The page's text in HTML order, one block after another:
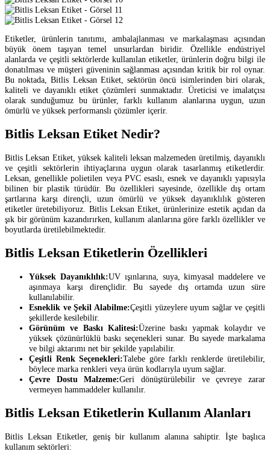
Etiketler, ürünlerin tanıtımı, ambalajlanması ve markalaşması açısından
büyük önem taşıyan temel unsurlardan biridir. Özellikle endüstriyel
alanlarda ve çeşitli sektörlerde kullanılan etiketler, ürünlerin doğru bilgi ile
donatılması ve müşteri güveninin sağlanması açısından kritik bir rol oynar.
Bu noktada, Bitlis Leksan Etiket, sektörün öncü isimlerinden biri olarak,
kaliteli ve dayanıklı etiket çözümleri sunmaktadır. Üreticisi ve imalatçısı
olarak sunduğumuz bu ürünler, farklı kullanım alanlarına uygun, uzun
ömürlü ve yüksek performanslı çözümler içerir.
Bitlis Leksan Etiket Nedir?
Bitlis Leksan Etiket, yüksek kaliteli leksan malzemeden üretilmiş, dayanıklı
ve çeşitli sektörlerin ihtiyaçlarına uygun olarak tasarlanmış etiketlerdir.
Leksan, genellikle polietilen veya PVC esaslı, esnek ve dayanıklı yapısıyla
bilinen bir plastik türüdür. Bu özellikleri sayesinde, özellikle dış ortam
şartlarına karşı dirençli, uzun ömürlü ve yüksek dayanıklılık gösteren
etiketler üretebiliyoruz. Bitlis Leksan Etiket, ürünlerinize estetik açıdan da
şık bir görünüm kazandırırken, kullanım alanlarına göre farklı özellikler ve
boyutlarda üretilebilmektedir.
Bitlis Leksan Etiketlerin Özellikleri
Yüksek Dayanıklılık:UV ışınlarına, suya, kimyasal maddelere ve
aşınmaya karşı dirençlidir. Bu sayede dış ortamda uzun süre
kullanılabilir.
Esneklik ve Şekil Alabilme:Çeşitli yüzeylere uyum sağlar ve çeşitli
şekillerde kesilebilir.
Görünüm ve Baskı Kalitesi:Üzerine baskı yapmak kolaydır ve
yüksek çözünürlüklü baskı seçenekleri sunar. Bu sayede markalama
ve bilgi aktarımı net bir şekilde yapılabilir.
Çeşitli Renk Seçenekleri:Talebe göre farklı renklerde üretilebilir,
böylece marka renkleri veya ürün kodlarıyla uyum sağlar.
Çevre Dostu Malzeme:Geri dönüştürülebilir ve çevreye zarar
vermeyen hammaddeler kullanılır.
Bitlis Leksan Etiketlerin Kullanım Alanları
Bitlis Leksan Etiketler, geniş bir kullanım alanına sahiptir. İşte başlıca
kullanım sektörleri: